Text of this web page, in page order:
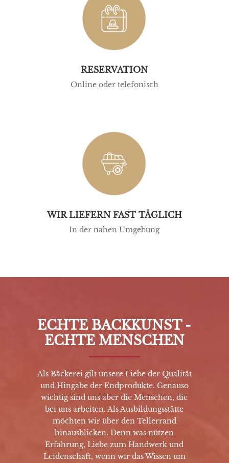
RESERVATION
Online oder telefonisch
WIR LIEFERN FAST TÄGLICH
In der nahen Umgebung
ECHTE BACKKUNST -
ECHTE MENSCHEN
Als Bäckerei gilt unsere Liebe der Qualität
und Hingabe der Endprodukte. Genauso
wichtig sind uns aber die Menschen, die
bei uns arbeiten. Als Ausbildungsstätte
möchten wir über den Tellerrand
hinausblicken. Denn was nützen
Erfahrung, Liebe zum Handwerk und
Leidenschaft, wenn wir das Wissen um